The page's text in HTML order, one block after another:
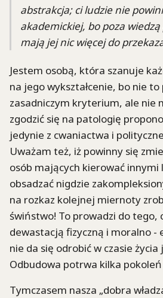
abstrakcja; ci ludzie nie
akademickiej, bo poza
mają jej nic więcej do
Jestem osobą, która szanuje
na jego wykształcenie, bo nie
zasadniczym kryterium, ale nie
zgodzić się na patologię
jedynie z cwaniactwa i
Uważam też, iż powinny się
osób mających kierować innymi
obsadzać nigdzie
na rozkaz kolejnej miernoty
świństwo! To prowadzi do tego,
dewastacją fizyczną i moralno -
nie da się odrobić w czasie
Odbudowa potrwa kilka pokoleń
Tymczasem nasza „dobra